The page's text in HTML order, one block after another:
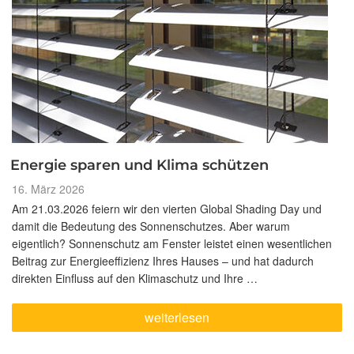
Energie sparen und Klima schützen
Veröffentlicht
am
16. März 2026
Am 21.03.2026 feiern wir den vierten Global Shading Day und
damit die Bedeutung des Sonnenschutzes. Aber warum
eigentlich? Sonnenschutz am Fenster leistet einen wesentlichen
Beitrag zur Energieeffizienz Ihres Hauses – und hat dadurch
direkten Einfluss auf den Klimaschutz und Ihre …
„Energie
sparen
weiterlesen